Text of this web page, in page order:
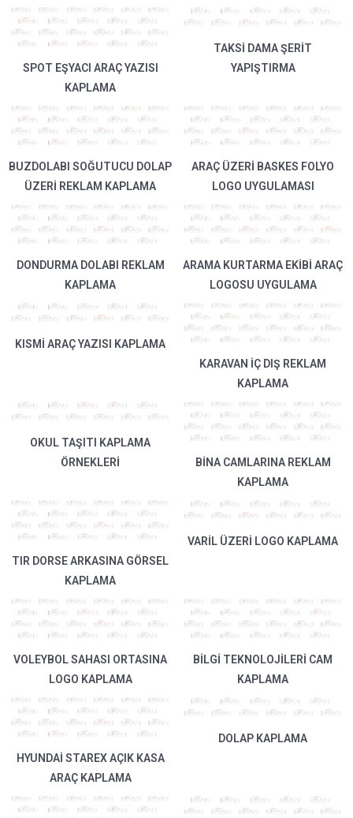
SPOT EŞYACI ARAÇ YAZISI
KAPLAMA
TAKSI DAMA ŞERIT
YAPIŞTIRMA
BUZDOLABI SOĞUTUCU DOLAP
ÜZERI REKLAM KAPLAMA
ARAÇ ÜZERI BASKES FOLYO
LOGO UYGULAMASI
DONDURMA DOLABI REKLAM
KAPLAMA
ARAMA KURTARMA EKIBI ARAÇ
LOGOSU UYGULAMA
KISMI ARAÇ YAZISI KAPLAMA
KARAVAN İÇ DIŞ REKLAM
KAPLAMA
OKUL TAŞITI KAPLAMA
ÖRNEKLERI
BINA CAMLARINA REKLAM
KAPLAMA
TIR DORSE ARKASINA GÖRSEL
KAPLAMA
VARIL ÜZERI LOGO KAPLAMA
VOLEYBOL SAHASI ORTASINA
LOGO KAPLAMA
BILGI TEKNOLOJILERI CAM
KAPLAMA
HYUNDAI STAREX AÇIK KASA
ARAÇ KAPLAMA
DOLAP KAPLAMA